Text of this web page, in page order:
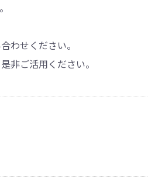
わせください。
非ご活用ください。